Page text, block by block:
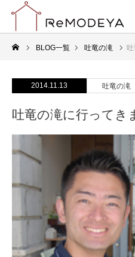
BLOG一覧 吐竜の滝
2014.11.13 吐竜の滝
吐竜の滝に行ってき